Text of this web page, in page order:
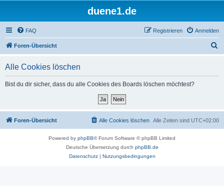
duene1.de
FAQ Anmelden
Registrieren
Foren-Übersicht
Alle Cookies löschen
Bist du dir sicher, dass du alle Cookies des Boards löschen möchtest?
Foren-Übersicht Alle Zeiten sind UTC+02:00
Alle Cookies löschen
Powered by phpBB® Forum Software © phpBB Limited
Deutsche Übersetzung durch phpBB.de
Datenschutz| Nutzungsbedingungen